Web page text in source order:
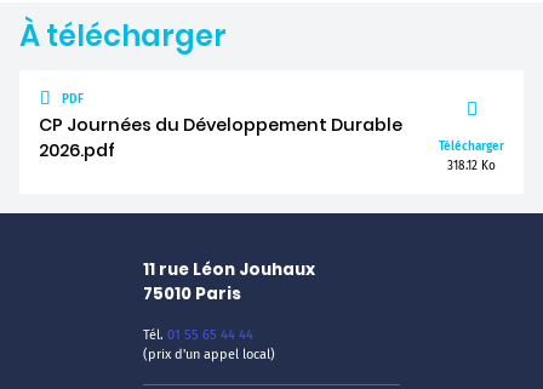
À télécharger
PDF
CP Journées du Développement Durable
2026.pdf
Télécharger
318.12 Ko
11 rue Léon Jouhaux
75010 Paris
Tél. 01 55 65 44 44
(prix d'un appel local)